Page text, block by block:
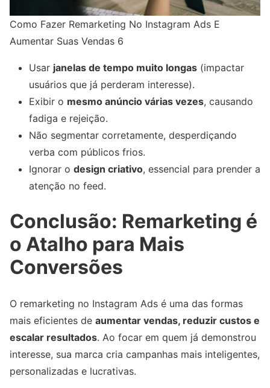
Como Fazer Remarketing No Instagram Ads E
Aumentar Suas Vendas 6
Usar janelas de tempo muito longas (impactar
usuários que já perderam interesse).
Exibir o mesmo anúncio várias vezes, causando
fadiga e rejeição.
Não segmentar corretamente, desperdiçando
verba com públicos frios.
Ignorar o design criativo, essencial para prender a
atenção no feed.
Conclusão: Remarketing é
o Atalho para Mais
Conversões
O remarketing no Instagram Ads é uma das formas
mais eficientes de aumentar vendas, reduzir custos e
escalar resultados. Ao focar em quem já demonstrou
interesse, sua marca cria campanhas mais inteligentes,
personalizadas e lucrativas.